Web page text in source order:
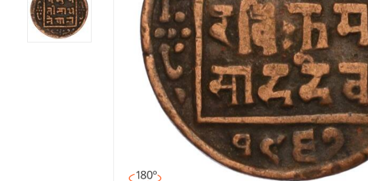
Иностранные монеты
Неофициальные выпуски монет (Unusual)
Античные и средневековые монеты